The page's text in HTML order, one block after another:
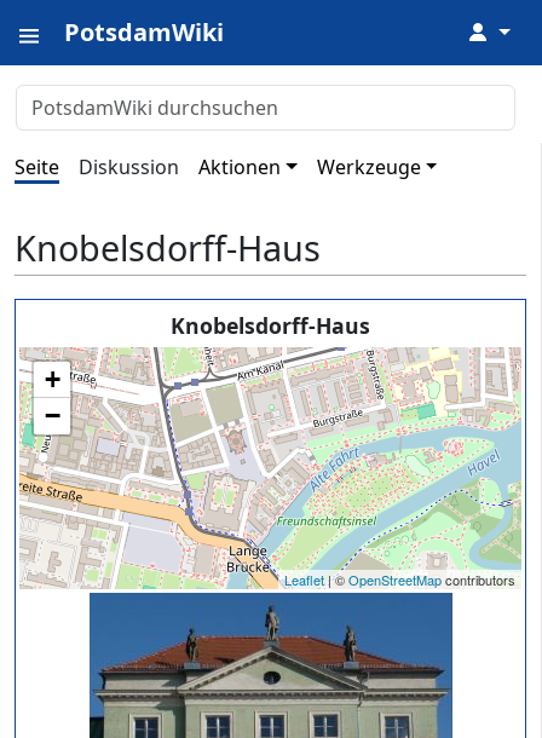
PotsdamWiki ↓
Seite Diskussion Aktionen Werkzeuge
Knobelsdorff-Haus
Knobelsdorff-Haus
+
−
Leaflet| ©OpenStreetMapcontributors